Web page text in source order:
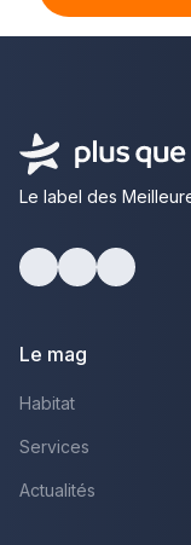
Le label des
Le mag
Habitat
Services
Actualités